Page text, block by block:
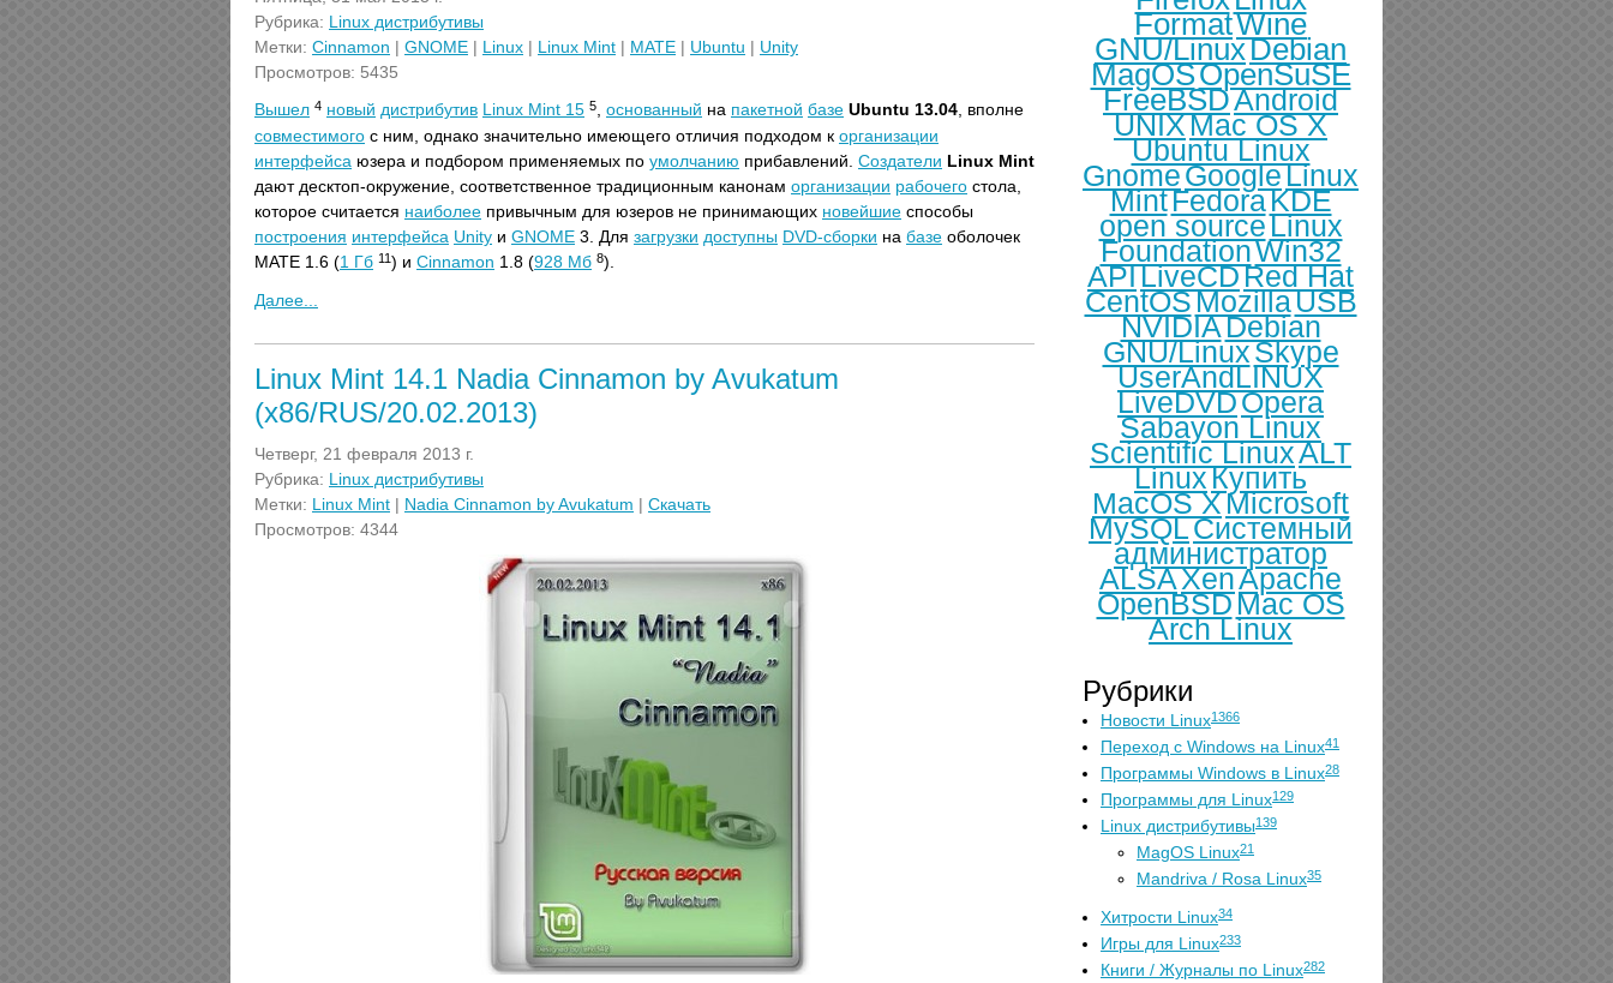
Рубрика: Linux дистрибутивы
Метки: Cinnamon | GNOME | Linux | Linux Mint | MATE | Ubuntu | Unity
Просмотров: 5435
Вышел 4 новый дистрибутив Linux Mint 15 5 основанный на пакетной базе Ubuntu 13.04 , вполне
совместимого с ним, однако значительно имеющего отличия подходом к организации
интерфейса юзера и подбором применяемых по умолчанию прибавлений. Создатели Linux Mint
дают десктоп-окружение, соответственное традиционным канонам организации рабочего стола,
которое считается наиболее привычным для юзеров не принимающих новейшие способы
построения интерфейса Unity и GNOME 3. Для загрузки доступны DVD-сборки на базе оболочек
MATE 1.6 (1 Гб 11) и Cinnamon 1.8 (928 Мб 8).
Далее...
Linux Mint 14.1 Nadia Cinnamon by Avukatum
(x86/RUS/20.02.2013)
Четверг, 21 февраля 2013 г.
Рубрика: Linux дистрибутивы
Метки: Linux Mint | Nadia Cinnamon by Avukatum | Скачать
Просмотров: 4344
FormatWine
GNU/LinuxDebian
MagOSOpenSuSE
FreeBSDAndroid
UNIXMac OS X
Ubuntu Linux
GnomeGoogleLinux
MintFedoraKDE
open sourceLinux
FoundationWin32
APILiveCDRed Hat
CentOSMozillaUSB
NVIDIADebian
GNU/LinuxSkype
UserAndLINUX
LiveDVDOpera
Sabayon Linux
Scientific LinuxALT
LinuxКупить
MacOS XMicrosoft
MySQLСистемный
администратор
ALSAXenApache
OpenBSD Mac OS
Arch Linux
Рубрики
Новости Linux1366
Переход с Windows на Linux41
Программы Windows в Linux28
Программы для Linux129
Linux дистрибутивы139
MagOS Linux21
Mandriva / Rosa Linux35
Хитрости Linux34
Игры для Linux233
Книги / Журналы по Linux282